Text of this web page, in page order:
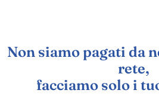
Non siamo pagati da
rete,
facciamo solo i